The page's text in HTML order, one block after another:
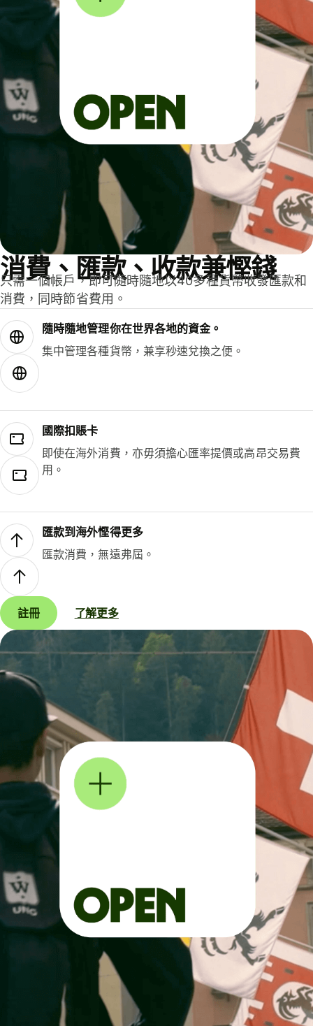
消費、匯款、收款兼慳錢
只需一個帳戶，即可隨時隨地以40多種貨幣收發匯款和
消費，同時節省費用。
隨時隨地管理你在世界各地的資金。
集中管理各種貨幣，兼享秒速兌換之便。
國際扣賬卡
即使在海外消費，亦毋須擔心匯率提價或高昂交易費
用。
匯款到海外慳得更多
匯款消費，無遠弗屆。
註冊 了解更多